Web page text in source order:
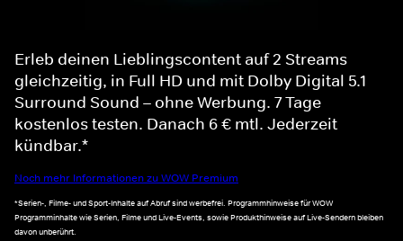
Erleb deinen Lieblingscontent auf 2 Streams
gleichzeitig, in Full HD und mit Dolby Digital 5.1
Surround Sound – ohne Werbung. 7 Tage
kostenlos testen. Danach 6 € mtl. Jederzeit
kündbar.*
Noch mehr Informationen zu WOW Premium
*Serien-, Filme- und Sport-Inhalte auf Abruf sind werbefrei. Programmhinweise für WOW
Programminhalte wie Serien, Filme und Live-Events, sowie Produkthinweise auf Live-Sendern bleiben
davon unberührt.